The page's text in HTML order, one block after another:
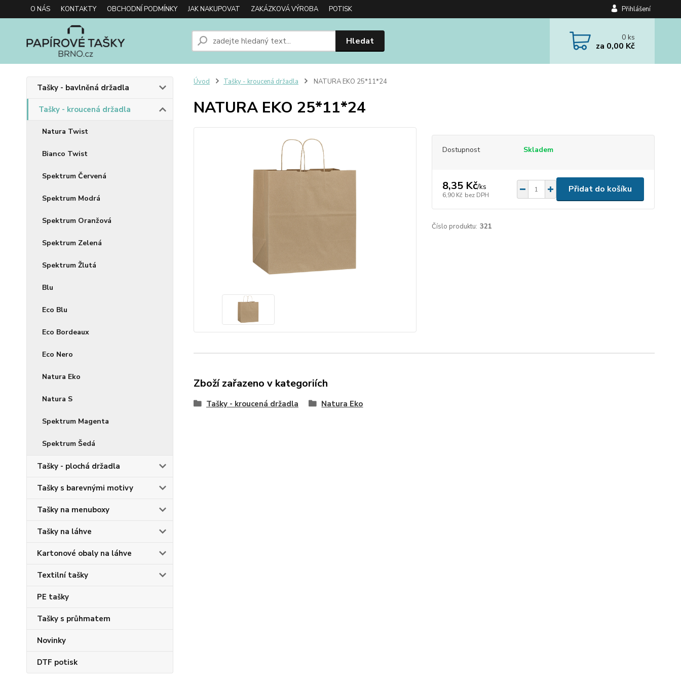
O NÁS KONTAKTY OBCHODNÍ PODMÍNKY JAK NAKUPOVAT ZAKÁZKOVÁ VÝROBA POTISK Přihlášení
Hledat 0ks
za 0,00 Kč
Tašky - bavlněná držadla
Tašky - kroucená držadla
Natura Twist
Bianco Twist
Spektrum Červená
Spektrum Modrá
Spektrum Oranžová
Spektrum Zelená
Spektrum Žlutá
Blu
Eco Blu
Eco Bordeaux
Eco Nero
Natura Eko
Natura S
Spektrum Magenta
Spektrum Šedá
Tašky - plochá držadla
Tašky s barevnými motivy
Tašky na menuboxy
Tašky na láhve
Kartonové obaly na láhve
Textilní tašky
PE tašky
Tašky s průhmatem
Novinky
DTF potisk
Úvod Tašky - kroucená držadla NATURA EKO 25*11*24
NATURA EKO 25*11*24
Dostupnost Skladem
8,35 Kč/ks
6,90 Kč bez DPH
Přidat do košíku
Číslo produktu: 321
Zboží zařazeno v kategoriích
Tašky - kroucená držadla Natura Eko